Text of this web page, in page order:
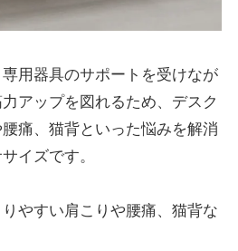
用器具のサポートを受けなが
アップを図れるため、デスク
痛、猫背といった悩みを解消
イズです。
やすい肩こりや腰痛、猫背な